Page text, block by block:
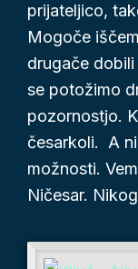
prijateljico,
Mogoče
drugače
se potožimo
pozornostjo.
česarkoli. A
možnosti.
Ničesar.